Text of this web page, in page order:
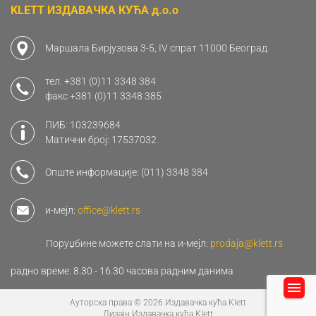
KLETT ИЗДАВАЧКА КУЋА д.о.о
Маршала Бирјузова 3-5, IV спрат 11000 Београд
тел. +381 (0)11 3348 384
факс+381 (0)11 3348 385
ПИБ: 103239684
Матични број: 17537032
Опште информације: (011) 3348 384
и-мејл: office@klett.rs
Поруџбине можете слати на и-мејл: prodaja@klett.rs
радно време: 8.30 - 16.30 часова радним данима
Ауторска права © 2026 Издавачка кућа Klett
Дизајн Издавачка кућа Klett